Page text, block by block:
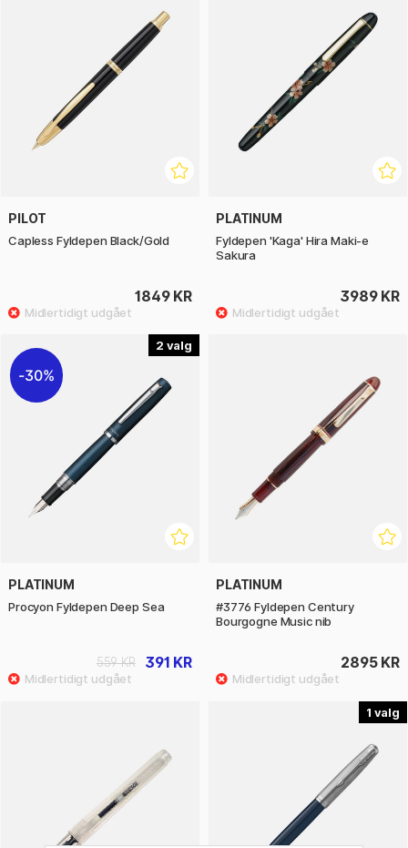
PILOT
Capless Fyldepen Black/Gold
1849 KR
PLATINUM
Fyldepen 'Kaga' Hira Maki-e
Sakura
3989 KR
2
30%
PLATINUM
Procyon Fyldepen Deep Sea
391 KR
559 KR
PLATINUM
#3776 Fyldepen Century
Bourgogne Music nib
2895 KR
1